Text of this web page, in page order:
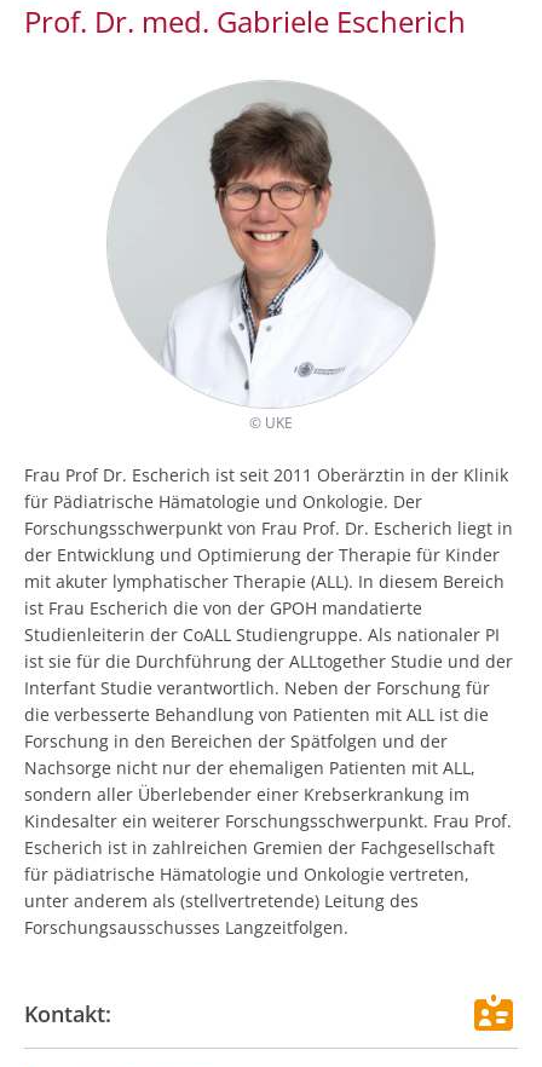
Prof. Dr. med. Gabriele Escherich
© UKE
Frau Prof Dr. Escherich ist seit 2011 Oberärztin in der Klinik
für Pädiatrische Hämatologie und Onkologie. Der
Forschungsschwerpunkt von Frau Prof. Dr. Escherich liegt in
der Entwicklung und Optimierung der Therapie für Kinder
mit akuter lymphatischer Therapie (ALL). In diesem Bereich
ist Frau Escherich die von der GPOH mandatierte
Studienleiterin der CoALL Studiengruppe. Als nationaler PI
ist sie für die Durchführung der ALLtogether Studie und der
Interfant Studie verantwortlich. Neben der Forschung für
die verbesserte Behandlung von Patienten mit ALL ist die
Forschung in den Bereichen der Spätfolgen und der
Nachsorge nicht nur der ehemaligen Patienten mit ALL,
sondern aller Überlebender einer Krebserkrankung im
Kindesalter ein weiterer Forschungsschwerpunkt. Frau Prof.
Escherich ist in zahlreichen Gremien der Fachgesellschaft
für pädiatrische Hämatologie und Onkologie vertreten,
unter anderem als (stellvertretende) Leitung des
Forschungsausschusses Langzeitfolgen.
Kontakt: